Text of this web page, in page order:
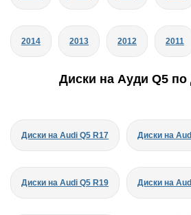
2014 2013 2012 2011
Диски на Ауди Q5 по
Диски на Audi Q5 R17 Диски на
Диски на Audi Q5 R19 Диски на